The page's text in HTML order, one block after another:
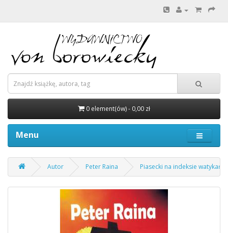
0 element(ów) - 0,00 zł
Menu
Autor Peter Raina Piasecki na indeksie